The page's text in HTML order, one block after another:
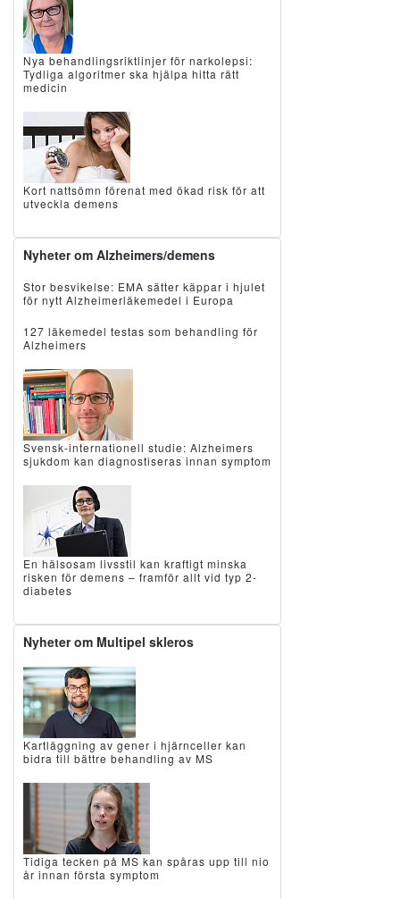
Nya behandlingsriktlinjer för narkolepsi:
Tydliga algoritmer ska hjälpa hitta rätt
medicin
Kort nattsömn förenat med ökad risk för att
utveckla demens
Nyheter om Alzheimers/demens
Stor besvikelse: EMA sätter käppar i hjulet
för nytt Alzheimerläkemedel i Europa
127 läkemedel testas som behandling för
Alzheimers
Svensk-internationell studie: Alzheimers
sjukdom kan diagnostiseras innan symptom
En hälsosam livsstil kan kraftigt minska
risken för demens – framför allt vid typ 2-
diabetes
Nyheter om Multipel skleros
Kartläggning av gener i hjärnceller kan
bidra till bättre behandling av MS
Tidiga tecken på MS kan spåras upp till nio
år innan första symptom